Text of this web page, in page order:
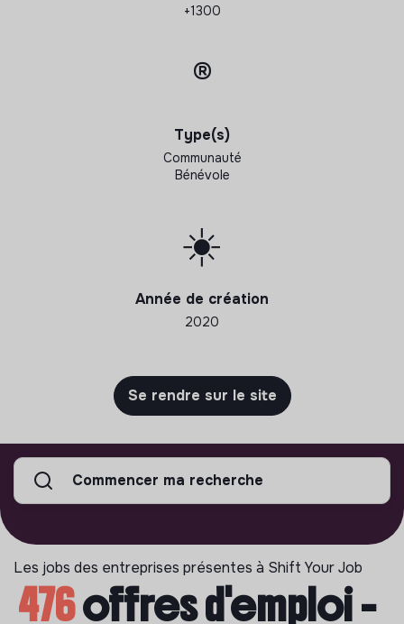
+1300
®️
Type(s)
Communauté
Bénévole
☀️
Année de création
2020
Se rendre sur le site
Commencer ma recherche
Les jobs des entreprises présentes à Shift Your Job
476offres d'emploi -